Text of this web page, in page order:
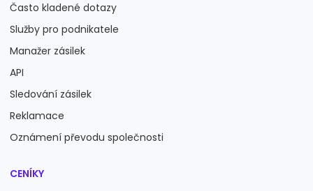
Často kladené dotazy
Služby pro podnikatele
Manažer zásilek
API
Sledování zásilek
Reklamace
Oznámení převodu společnosti
CENÍKY